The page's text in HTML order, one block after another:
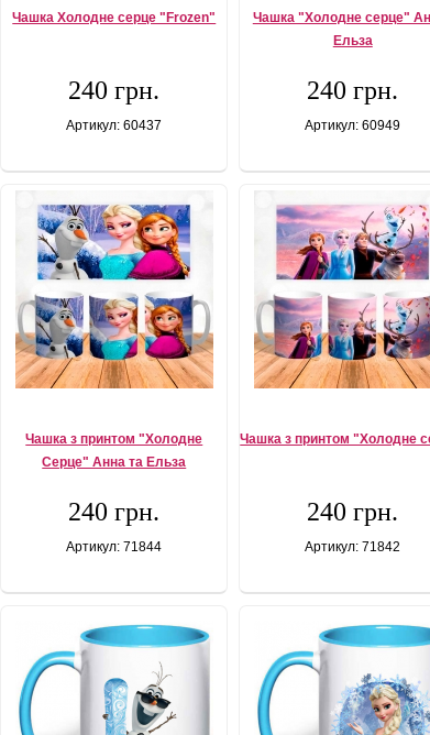
Чашка Холодне серце "Frozen"
240 грн.
Артикул: 60437
Чашка "Холодне серце"
Ельза
240 грн.
Артикул: 60949
Чашка з принтом "Холодне
Серце" Анна та Ельза
240 грн.
Артикул: 71844
Чашка з принтом "Холодне
240 грн.
Артикул: 71842